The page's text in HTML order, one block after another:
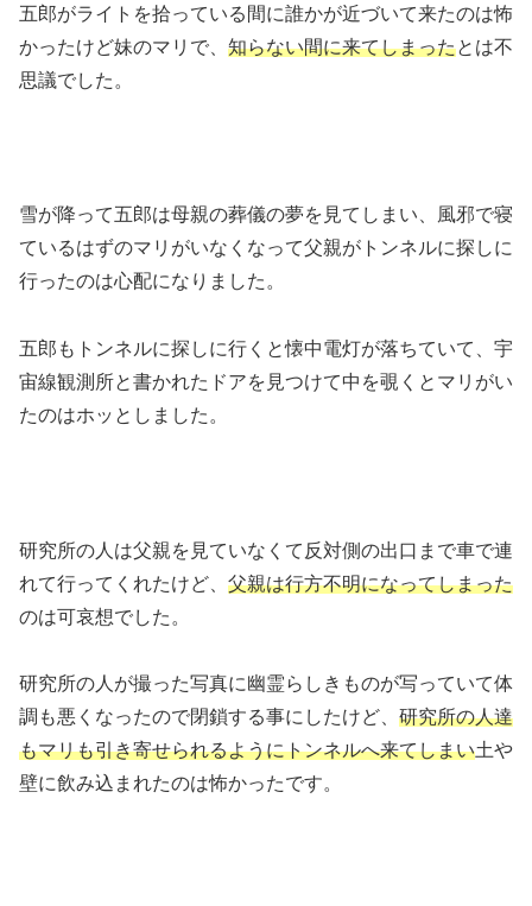
五郎がライトを拾っている間に誰かが近づいて来たのは怖
かったけど妹のマリで、 知らない間に来てしまったとは不
思議でした。
雪が降って五郎は母親の葬儀の夢を見てしまい、風邪で寝
ているはずのマリがいなくなって父親がトンネルに探しに
行ったのは心配になりました。
五郎もトンネルに探しに行くと懐中電灯が落ちていて、宇
宙線観測所と書かれたドアを見つけて中を覗くとマリがい
たのはホッとしました。
研究所の人は父親を見ていなくて反対側の出口まで車で連
れて行ってくれたけど、 父親は行方不明になってしまった
のは可哀想でした。
研究所の人が撮った写真に幽霊らしきものが写っていて体
調も悪くなったので閉鎖する事にしたけど、 研究所の人達
もマリも引き寄せられるようにトンネルへ来てしまい土や
壁に飲み込まれたのは怖かったです。